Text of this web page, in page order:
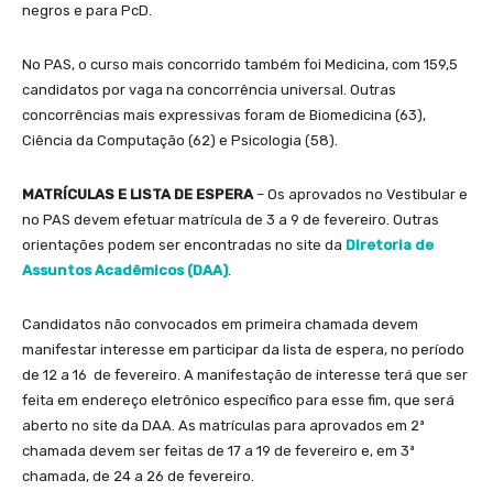
negros e para PcD.
No PAS, o curso mais concorrido também foi Medicina, com 159,5
candidatos por vaga na concorrência universal. Outras
concorrências mais expressivas foram de Biomedicina (63),
Ciência da Computação (62) e Psicologia (58).
MATRÍCULAS E LISTA DE ESPERA – Os aprovados no Vestibular e
no PAS devem efetuar matrícula de 3 a 9 de fevereiro. Outras
orientações podem ser encontradas no site da Diretoria de
Assuntos Acadêmicos (DAA).
Candidatos não convocados em primeira chamada devem
manifestar interesse em participar da lista de espera, no período
de 12 a 16 de fevereiro. A manifestação de interesse terá que ser
feita em endereço eletrônico específico para esse fim, que será
aberto no site da DAA. As matrículas para aprovados em 2ª
chamada devem ser feitas de 17 a 19 de fevereiro e, em 3ª
chamada, de 24 a 26 de fevereiro.